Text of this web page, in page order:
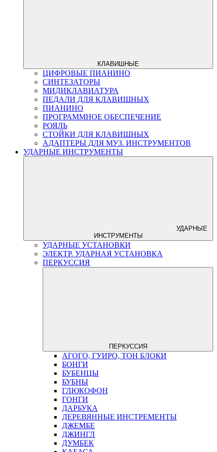
КЛАВИШНЫЕ
ЦИФРОВЫЕ ПИАНИНО
СИНТЕЗАТОРЫ
МИДИКЛАВИАТУРА
ПЕДАЛИ ДЛЯ КЛАВИШНЫХ
ПИАНИНО
ПРОГРАММНОЕ ОБЕСПЕЧЕНИЕ
РОЯЛЬ
СТОЙКИ ДЛЯ КЛАВИШНЫХ
АДАПТЕРЫ ДЛЯ МУЗ. ИНСТРУМЕНТОВ
УДАРНЫЕ ИНСТРУМЕНТЫ
УДАРНЫЕ
ИНСТРУМЕНТЫ
УДАРНЫЕ УСТАНОВКИ
ЭЛЕКТР. УДАРНАЯ УСТАНОВКА
ПЕРКУССИЯ
ПЕРКУССИЯ
АГОГО, ГУИРО, ТОН БЛОКИ
БОНГИ
БУБЕНЦЫ
БУБНЫ
ГЛЮКОФОН
ГОНГИ
ДАРБУКА
ДЕРЕВЯННЫЕ ИНСТРЕМЕНТЫ
ДЖЕМБЕ
ДЖИНГЛ
ДУМБЕК